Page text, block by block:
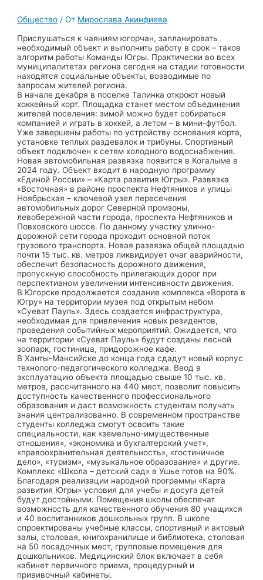
Общество / От Мирослава Акинфиева
Прислушаться к чаяниям югорчан, запланировать
необходимый объект и выполнить работу в срок – таков
алгоритм работы Команды Югры. Практически во всех
муниципалитетах региона сегодня на стадии готовности
находятся социальные объекты, возводимые по
запросам жителей региона.
В начале декабря в поселке Талинка откроют новый
хоккейный корт. Площадка станет местом объединения
жителей поселения: зимой можно будет собираться
компанией и играть в хоккей, а летом – в мини-футбол.
Уже завершены работы по устройству основания корта,
установке теплых раздевалок и трибуны. Спортивный
объект подключен к сетям холодного водоснабжения.
Новая автомобильная развязка появится в Когалыме в
2024 году. Объект входит в народную программу
«Единой России» – «Карта развития Югры». Развязка
«Восточная» в районе проспекта Нефтяников и улицы
Ноябрьская – ключевой узел пересечения
автомобильных дорог Северной промзоны,
левобережной части города, проспекта Нефтяников и
Повховского шоссе. По данному участку улично-
дорожной сети города проходит основной поток
грузового транспорта. Новая развязка общей площадью
почти 15 тыс. кв. метров ликвидирует очаг аварийности,
обеспечит безопасность дорожного движения,
пропускную способность прилегающих дорог при
перспективном увеличении интенсивности движения.
В Югорске продолжается создание комплекса «Ворота в
Югру» на территории музея под открытым небом
«Суеват Пауль». Здесь создается инфраструктура,
необходимая для привлечения новых резидентов,
проведения событийных мероприятий. Ожидается, что
на территории «Суеват Пауль» будут созданы лесной
зоопарк, гостиница, придорожное кафе.
В Ханты-Мансийске до конца года сдадут новый корпус
технолого-педагогического колледжа. Ввод в
эксплуатацию объекта площадью свыше 10 тыс. кв.
метров, рассчитанного на 440 мест, позволит повысить
доступность качественного профессионального
образования и даст возможность студентам получать
знания централизованно. В современном пространстве
студенты колледжа смогут освоить такие
специальности, как «земельно-имущественные
отношения», «экономика и бухгалтерский учет»,
«правоохранительная деятельность», «гостиничное
дело», «туризм», «музыкальное образование» и другие.
Комплекс «Школа – детский сад» в Ушье готов на 90%.
Благодаря реализации народной программы «Карта
развития Югры» условия для учебы и досуга детей
будут достойными. Помещения школы обеспечат
возможность для качественного обучения 80 учащихся
и 40 воспитанников дошкольных групп. В школе
спроектированы учебные классы, спортивный и актовый
залы, столовая, книгохранилище и библиотека, столовая
на 50 посадочных мест, групповые помещения для
дошкольников. Медицинский блок включает в себя
кабинет первичного приема, процедурный и
прививочный кабинеты.